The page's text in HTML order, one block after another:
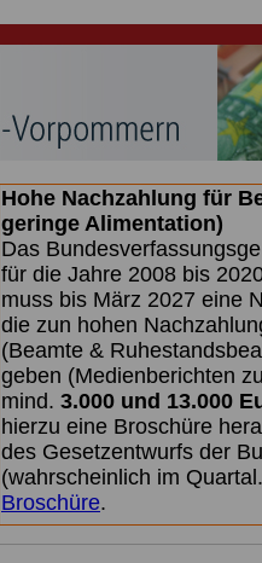
Hohe Nachzahlung für
geringe Alimentation)
Das
für die Jahre 2008 bis
muss bis März 2027 eine
die zun hohen
(Beamte &
geben (Medienberichten
mind. 3.000 und 13.000
hierzu eine Broschüre
des Gesetzentwurfs der
(wahrscheinlich im
Broschüre.